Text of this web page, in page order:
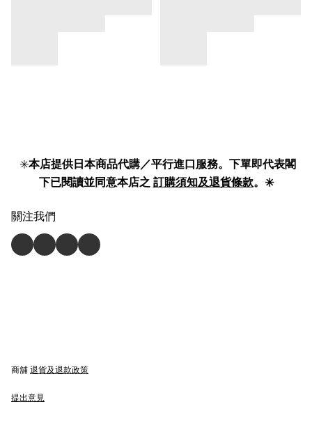
✳️本店提供日本商品代購／平行進口服務。下單即代表閣
下已閱讀並同意本店之 訂購須知及退貨條款。✳️
關注我們
商舖 退貨及退款政策
提出意見